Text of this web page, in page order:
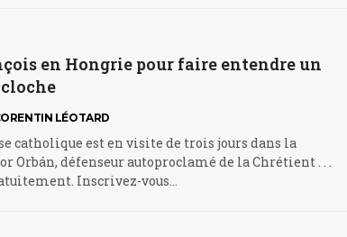
en Hongrie pour faire entendre un
LÉOTARD
catholique est en visite de trois jours dans la
Orbán, défenseur autoproclamé de la Chrétient . . .
Inscrivez-vous…